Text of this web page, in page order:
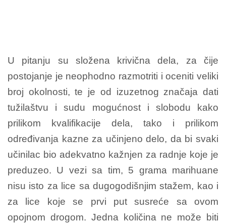
U pitanju su složena krivična dela, za čije
postojanje je neophodno razmotriti i oceniti veliki
broj okolnosti, te je od izuzetnog značaja dati
tužilaštvu i sudu mogućnost i slobodu kako
prilikom kvalifikacije dela, tako i prilikom
određivanja kazne za učinjeno delo, da bi svaki
učinilac bio adekvatno kažnjen za radnje koje je
preduzeo. U vezi sa tim, 5 grama marihuane
nisu isto za lice sa dugogodišnjim stažem, kao i
za lice koje se prvi put susreće sa ovom
opojnom drogom. Jedna količina ne može biti